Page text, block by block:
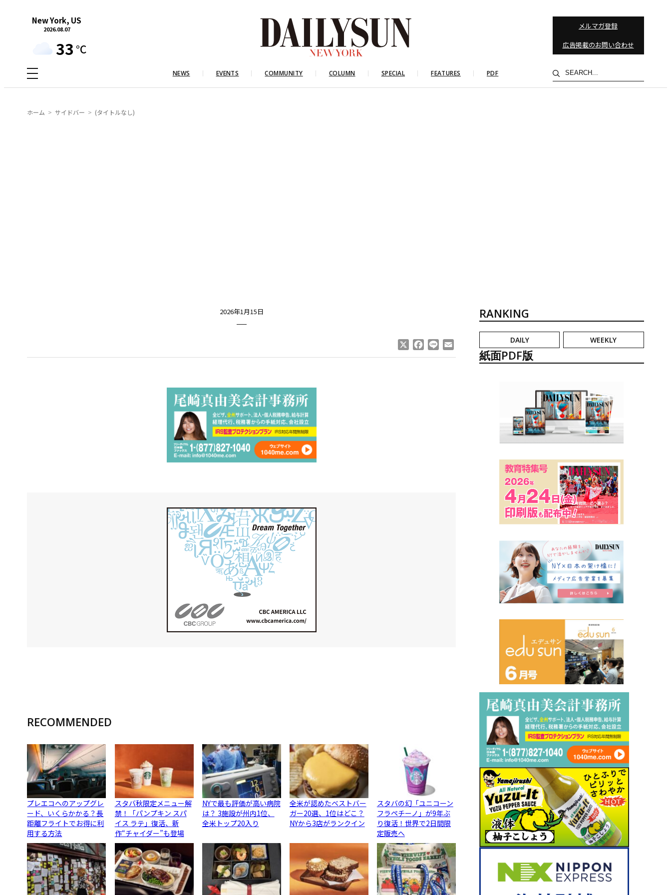
New York, US
2026.08.07
33 °C
メルマガ登録
広告掲載のお問い合わせ
NEWS EVENTS COMMUNITY COLUMN SPECIAL FEATURES PDF
検
索
ホーム サイドバー (タイトルなし)
2026年1月15日
Facebook
Line
RECOMMENDED
プレエコへのアップグレ
ード、いくらかかる？長
距離フライトでお得に利
用する方法
スタバ秋限定メニュー解
禁！「パンプキン スパ
イス ラテ」復活、新
作“チャイダー”も登場
NYで最も評価が高い病院
は？ 3施設が州内1位、
全米トップ20入り
全米が認めたベストバー
ガー20選、1位はどこ？
NYから3店がランクイン
スタバの幻「ユニコーン
フラペチーノ」が9年ぶ
り復活！世界で2日間限
定販売へ
RANKING
DAILY WEEKLY
紙面PDF版